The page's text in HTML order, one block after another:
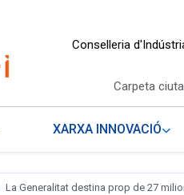
Conselleria
Carpeta
XARXA INNOVACIÓ
La Generalitat destina prop de 27